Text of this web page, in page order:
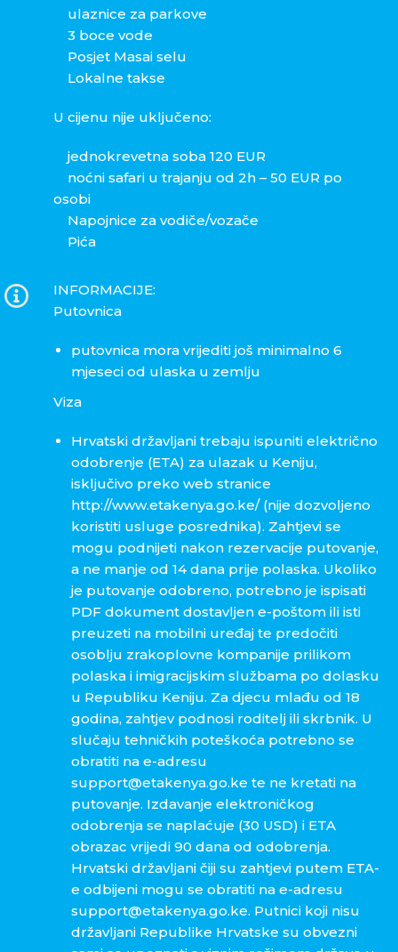
ulaznice za parkove
3 boce vode
Posjet Masai selu
Lokalne takse
U cijenu nije uključeno:
jednokrevetna soba 120 EUR
noćni safari u trajanju od 2h – 50 EUR po
osobi
Napojnice za vodiče/vozače
Pića
INFORMACIJE:
Putovnica
putovnica mora vrijediti još minimalno 6
mjeseci od ulaska u zemlju
Viza
Hrvatski državljani trebaju ispuniti električno
odobrenje (ETA) za ulazak u Keniju,
isključivo preko web stranice
http://www.etakenya.go.ke/ (nije dozvoljeno
koristiti usluge posrednika). Zahtjevi se
mogu podnijeti nakon rezervacije putovanje,
a ne manje od 14 dana prije polaska. Ukoliko
je putovanje odobreno, potrebno je ispisati
PDF dokument dostavljen e-poštom ili isti
preuzeti na mobilni uređaj te predočiti
osoblju zrakoplovne kompanije prilikom
polaska i imigracijskim službama po dolasku
u Republiku Keniju. Za djecu mlađu od 18
godina, zahtjev podnosi roditelj ili skrbnik. U
slučaju tehničkih poteškoća potrebno se
obratiti na e-adresu
support@etakenya.go.ke te ne kretati na
putovanje. Izdavanje elektroničkog
odobrenja se naplaćuje (30 USD) i ETA
obrazac vrijedi 90 dana od odobrenja.
Hrvatski državljani čiji su zahtjevi putem ETA-
e odbijeni mogu se obratiti na e-adresu
support@etakenya.go.ke. Putnici koji nisu
državljani Republike Hrvatske su obvezni